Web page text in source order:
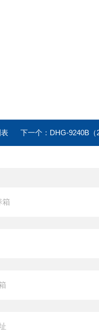
下一个： DHG-9240B（240L